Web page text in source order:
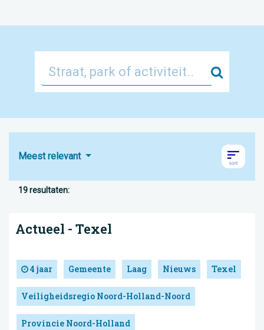
Zoek
Meest relevant
19 resultaten:
Actueel - Texel
4 jaar Gemeente Laag Nieuws Texel
Veiligheidsregio Noord-Holland-Noord
Provincie Noord-Holland